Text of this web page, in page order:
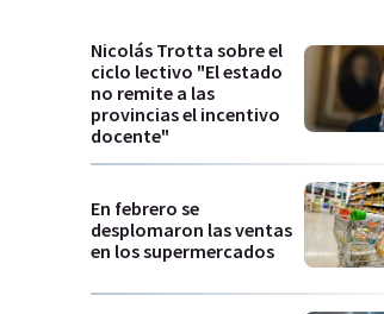
Nicolás Trotta sobre el
ciclo lectivo "El estado
no remite a las
provincias el incentivo
docente"
En febrero se
desplomaron las ventas
en los supermercados